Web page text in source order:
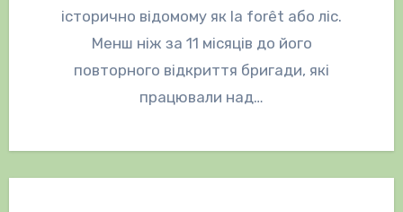
історично відомому як la forêt або ліс.
Менш ніж за 11 місяців до його
повторного відкриття бригади, які
працювали над…